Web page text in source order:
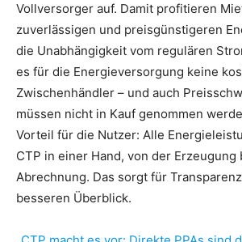
Vollversorger auf. Damit profitieren
zuverlässigen und preisgünstigeren
die Unabhängigkeit vom regulären
es für die Energieversorgung keine
Zwischenhändler – und auch
müssen nicht in Kauf genommen
Vorteil für die Nutzer: Alle
CTP in einer Hand, von der Erzeugung
Abrechnung. Das sorgt für
besseren Überblick.